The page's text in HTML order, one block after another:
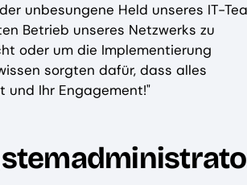
unbesungene Held unseres IT-
Betrieb unseres Netzwerks zu
oder um die Implementierung
sorgten dafür, dass alles
und Ihr Engagement!"